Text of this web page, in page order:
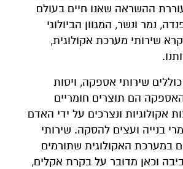
ההשראה שאנו חיים בעולם
נמר ונשר, המגוון הביולוגי
שירותי מערכת אקולוגית,
שירותי אספקה, ויסות
הם תוצרים חומריים
אקולוגיות ונצרכים על ידי האדם
בנייה ועצים להסקה. שירותי
במערכת האקולוגית שתורמים
וכאן מדובר על בקרת אקלים,